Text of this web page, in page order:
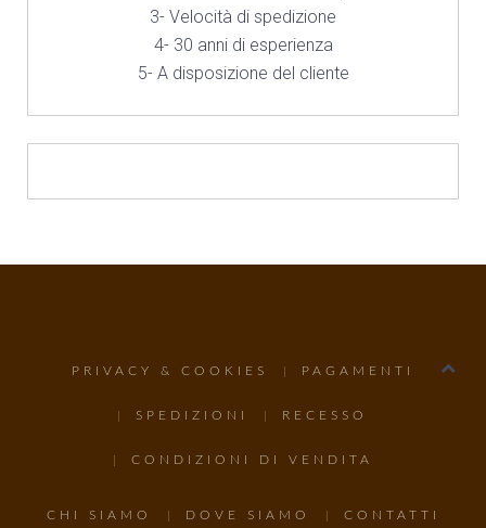
3- Velocità di spedizione
4- 30 anni di esperienza
5- A disposizione del cliente
PRIVACY & COOKIES PAGAMENTI
SPEDIZIONI RECESSO
CONDIZIONI DI VENDITA
CHI SIAMO DOVE SIAMO CONTATTI